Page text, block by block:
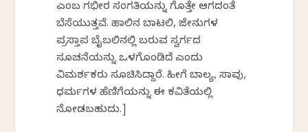
ಎಂಬ ಗಭೀರ ಸಂಗತಿಯನ್ನು ಗೊತ್ತೇ ಆಗದಂತೆ
ಬೆಸೆಯುತ್ತವೆ. ಹಾಲಿನ ಬಾಟಲಿ, ಜೇನುಗಳ
ಪ್ರಸ್ತಾಪ ಬೈಬಲಿನಲ್ಲಿ ಬರುವ ಸ್ವರ್ಗದ
ಸೂಚನೆಯನ್ನು ಒಳಗೊಂಡಿದೆ ಎಂದು
ವಿಮರ್ಶಕರು ಸೂಚಿಸಿದ್ದಾರೆ. ಹೀಗೆ ಬಾಲ್ಯ, ಸಾವು,
ಧರ್ಮಗಳ ಹೆಣಿಗೆಯನ್ನು ಈ ಕವಿತೆಯಲ್ಲಿ
ನೋಡಬಹುದು.]